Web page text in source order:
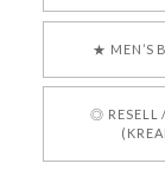
気に入っ
言葉を
お買い物
す。 こ
心して
ります。
★ MEN’S
◎ RESELL